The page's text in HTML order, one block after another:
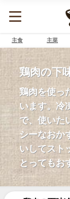
主食 主菜
鶏肉の下
鶏肉を使っ
います。冷
で、使いた
シーなおか
いしてスト
とってもお